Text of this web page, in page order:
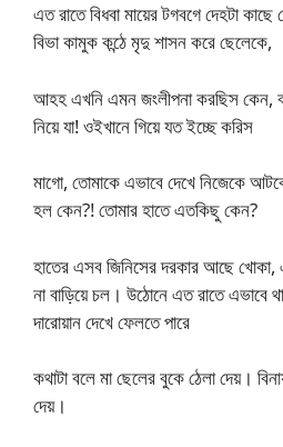
এত রাতে বিধবা মায়ের টগবগে দেহটা
বিভা কামুক কন্ঠে মৃদু শাসন করে ছেলেকে,
আহহ এখনি এমন জংলীপনা করছিস কেন,
নিয়ে যা! ওইখানে গিয়ে যত ইচ্ছে করিস
মাগো, তোমাকে এভাবে দেখে নিজেকে
হল কেন?! তোমার হাতে এতকিছু কেন?
হাতের এসব জিনিসের দরকার আছে
না বাড়িয়ে চল। উঠোনে এত রাতে এভাবে
দারোয়ান দেখে ফেলতে পারে
কথাটা বলে মা ছেলের বুকে ঠেলা দেয়।
দেয়।